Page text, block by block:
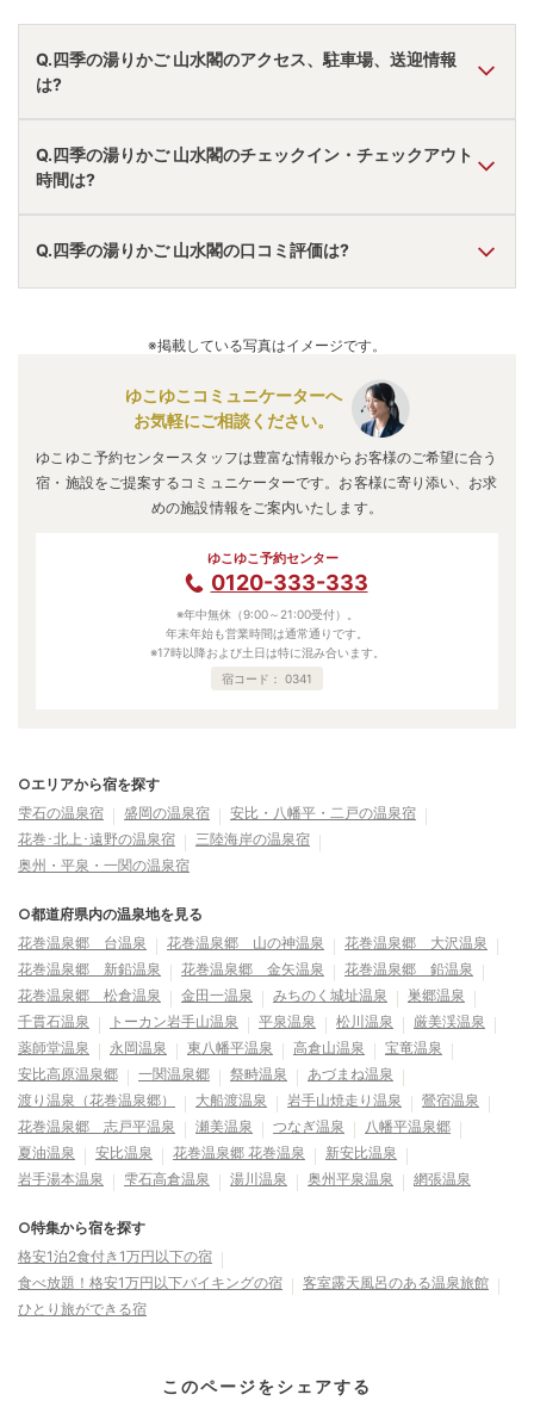
Q.四季の湯りかご 山水閣のアクセス、駐車場、送迎情報
は?
A. 車で花巻南ＩＣより15分。
駐車場あり。
無料送迎あり。
Q.四季の湯りかご 山水閣のチェックイン・チェックアウト
時間は?
A. チェックインは15:00~19:00、チェックアウトは〜
10:30
です。
※プランによって異なる場合があります。
Q.四季の湯りかご 山水閣の口コミ評価は?
口コミ情報の詳細はこちら。
※掲載している写真はイメージです。
ゆこゆこコミュニケーターへ
お気軽にご相談ください。
ゆこゆこ予約センタースタッフは豊富な情報からお客様のご希望に合う
宿・施設をご提案するコミュニケーターです。お客様に寄り添い、お求
めの施設情報をご案内いたします。
ゆこゆこ予約センター
0120-333-333
※年中無休（9:00～21:00受付）。
年末年始も営業時間は通常通りです。
※17時以降および土日は特に混み合います。
宿コード： 0341
○エリアから宿を探す
雫石の温泉宿
盛岡の温泉宿
安比・八幡平・二戸の温泉宿
花巻･北上･遠野の温泉宿
三陸海岸の温泉宿
奥州・平泉・一関の温泉宿
○都道府県内の温泉地を見る
花巻温泉郷 台温泉
花巻温泉郷 山の神温泉
花巻温泉郷 大沢温泉
花巻温泉郷 新鉛温泉
花巻温泉郷 金矢温泉
花巻温泉郷 鉛温泉
花巻温泉郷 松倉温泉
金田一温泉 みちのく城址温泉
巣郷温泉
千貫石温泉
トーカン岩手山温泉 平泉温泉 松川温泉
厳美渓温泉
薬師堂温泉
永岡温泉 東八幡平温泉 高倉山温泉
宝竜温泉
安比高原温泉郷
一関温泉郷 祭畤温泉
あづまね温泉
渡り温泉（花巻温泉郷）
大船渡温泉 岩手山焼走り温泉
鶯宿温泉
花巻温泉郷 志戸平温泉
瀬美温泉 つなぎ温泉
八幡平温泉郷
夏油温泉
安比温泉 花巻温泉郷 花巻温泉
新安比温泉
岩手湯本温泉
雫石高倉温泉 湯川温泉 奥州平泉温泉 網張温泉
○特集から宿を探す
格安1泊2食付き1万円以下の宿
食べ放題！格安1万円以下バイキングの宿
客室露天風呂のある温泉旅館
ひとり旅ができる宿
このページをシェアする